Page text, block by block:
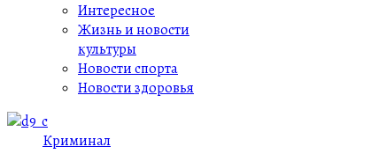
Интересное
Жизнь и новости
культуры
Новости спорта
Новости здоровья
Криминал